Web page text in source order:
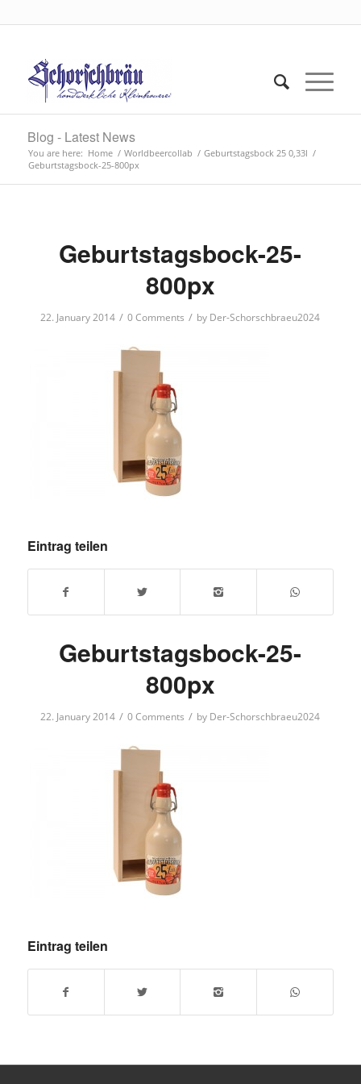
Blog - Latest News
You are here: Home / Worldbeercollab / Geburtstagsbock 25 0,33l /
Geburtstagsbock-25-800px
Geburtstagsbock-25-
800px
22. January 2014 / 0 Comments / by Der-Schorschbraeu2024
Eintrag teilen
Geburtstagsbock-25-
800px
22. January 2014 / 0 Comments / by Der-Schorschbraeu2024
Eintrag teilen